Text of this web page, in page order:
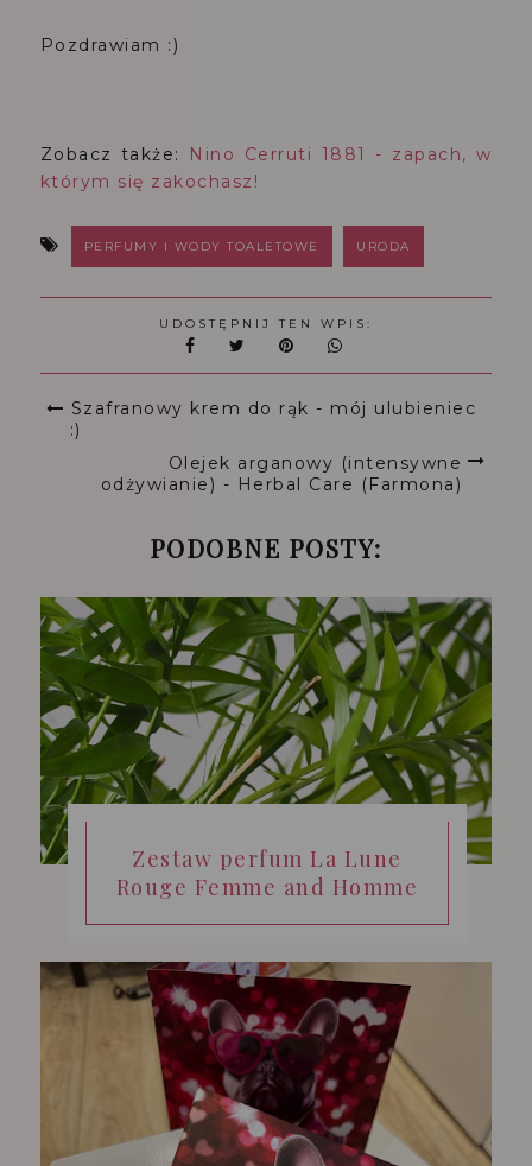
Pozdrawiam :)
Zobacz także: Nino Cerruti 1881 - zapach, w
którym się zakochasz!
PERFUMY I WODY TOALETOWE URODA
UDOSTĘPNIJ TEN WPIS:
Szafranowy krem do rąk - mój ulubieniec
:)
Olejek arganowy (intensywne
odżywianie) - Herbal Care (Farmona)
PODOBNE POSTY:
Zestaw perfum La Lune
Rouge Femme and Homme